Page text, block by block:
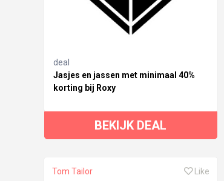
deal
Jasjes en jassen met minimaal 40%
korting bij Roxy
BEKIJK DEAL
Tom Tailor Like